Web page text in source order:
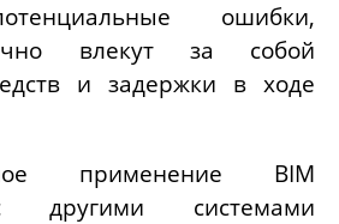
ошибки,
влекут за собой
и задержки в ходе
применение BIM
другими системами